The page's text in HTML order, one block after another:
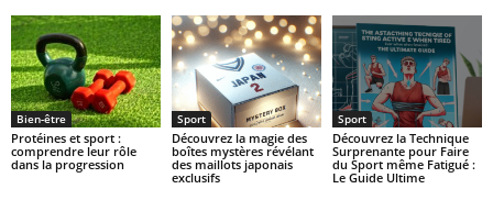
Bien-être
Protéines et sport :
comprendre leur rôle
dans la progression
Sport
Découvrez la magie des
boîtes mystères révélant
des maillots japonais
exclusifs
Sport
Découvrez la Technique
Surprenante pour Faire
du Sport même Fatigué :
Le Guide Ultime